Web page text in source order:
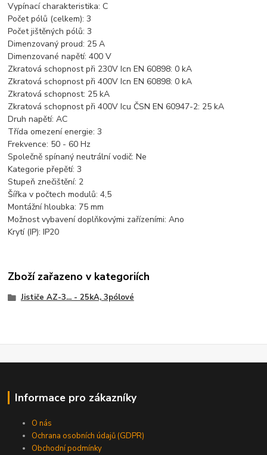
Vypínací charakteristika: C
Počet pólů (celkem):3
Počet jištěných pólů:3
Dimenzovaný proud: 25 A
Dimenzované napětí:400 V
Zkratová schopnost při 230V Icn EN 60898:0 kA
Zkratová schopnost při 400V Icn EN 60898:0 kA
Zkratová schopnost: 25 kA
Zkratová schopnost při 400V Icu ČSN EN 60947-2: 25 kA
Druh napětí:AC
Třída omezení energie:3
Frekvence: 50 - 60 Hz
Společně spínaný neutrální vodič:Ne
Kategorie přepětí:3
Stupeň znečištění: 2
Šířka v počtech modulů:4,5
Montážní hloubka: 75 mm
Možnost vybavení doplňkovými zařízeními:Ano
Krytí (IP):IP20
Zboží zařazeno v kategoriích
Jističe AZ-3... - 25kA, 3pólové
Informace pro zákazníky
O nás
Ochrana osobních údajů (GDPR)
Obchodní podmínky